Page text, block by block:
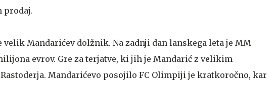
prodaj.
velik Mandarićev dolžnik. Na zadnji dan lanskega leta je MM
evrov. Gre za terjatve, ki jih je Mandarić z velikim
Mandarićevo posojilo FC Olimpiji je kratkoročno, kar